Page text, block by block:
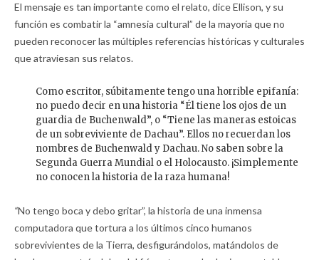
El mensaje es tan importante como el relato, dice Ellison, y su
función es combatir la “amnesia cultural” de la mayoría que no
pueden reconocer las múltiples referencias históricas y culturales
que atraviesan sus relatos.
Como escritor, súbitamente tengo una horrible epifanía:
no puedo decir en una historia “Él tiene los ojos de un
guardia de Buchenwald”, o “Tiene las maneras estoicas
de un sobreviviente de Dachau”. Ellos no recuerdan los
nombres de Buchenwald y Dachau. No saben sobre la
Segunda Guerra Mundial o el Holocausto. ¡Simplemente
no conocen la historia de la raza humana!
“No tengo boca y debo gritar”, la historia de una inmensa
computadora que tortura a los últimos cinco humanos
sobrevivientes de la Tierra, desfigurándolos, matándolos de